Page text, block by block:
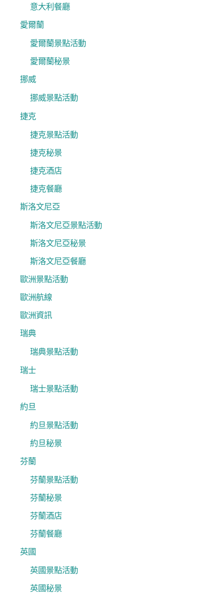
意大利餐廳
愛爾蘭
愛爾蘭景點活動
愛爾蘭秘景
挪威
挪威景點活動
捷克
捷克景點活動
捷克秘景
捷克酒店
捷克餐廳
斯洛文尼亞
斯洛文尼亞景點活動
斯洛文尼亞秘景
斯洛文尼亞餐廳
歐洲景點活動
歐洲航線
歐洲資訊
瑞典
瑞典景點活動
瑞士
瑞士景點活動
約旦
約旦景點活動
約旦秘景
芬蘭
芬蘭景點活動
芬蘭秘景
芬蘭酒店
芬蘭餐廳
英國
英國景點活動
英國秘景